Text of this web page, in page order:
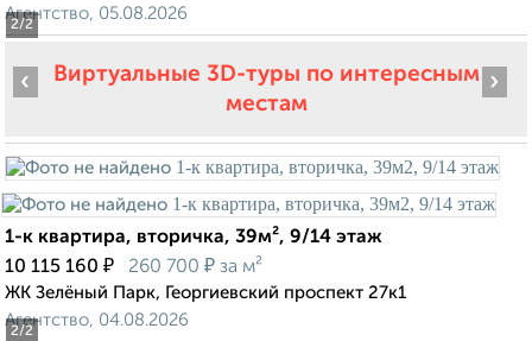
2/2
Агентство, 05.08.2026
Виртуальные 3D-туры по интересным
местам
2/2
‹ ›
1-к квартира, вторичка, 39м², 9/14 этаж
10 115 160 ₽ 260 700 ₽ за м²
ЖК Зелёный Парк, Георгиевский проспект 27к1
Агентство, 04.08.2026